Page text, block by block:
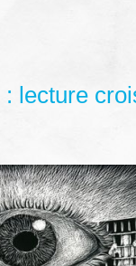
lecture